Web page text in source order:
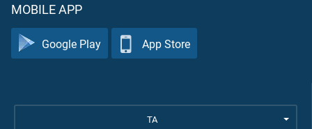
MOBILE APP
Google Play App Store
TA